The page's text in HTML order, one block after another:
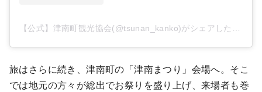
旅はさらに続き、津南町の「津南まつり」会場へ。そこ
では地元の方々が総出でお祭りを盛り上げ、来場者も巻